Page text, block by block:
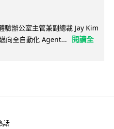
辦公室主管兼副總裁 Jay Kim
向全自動化 Agent...
閱讀全
話